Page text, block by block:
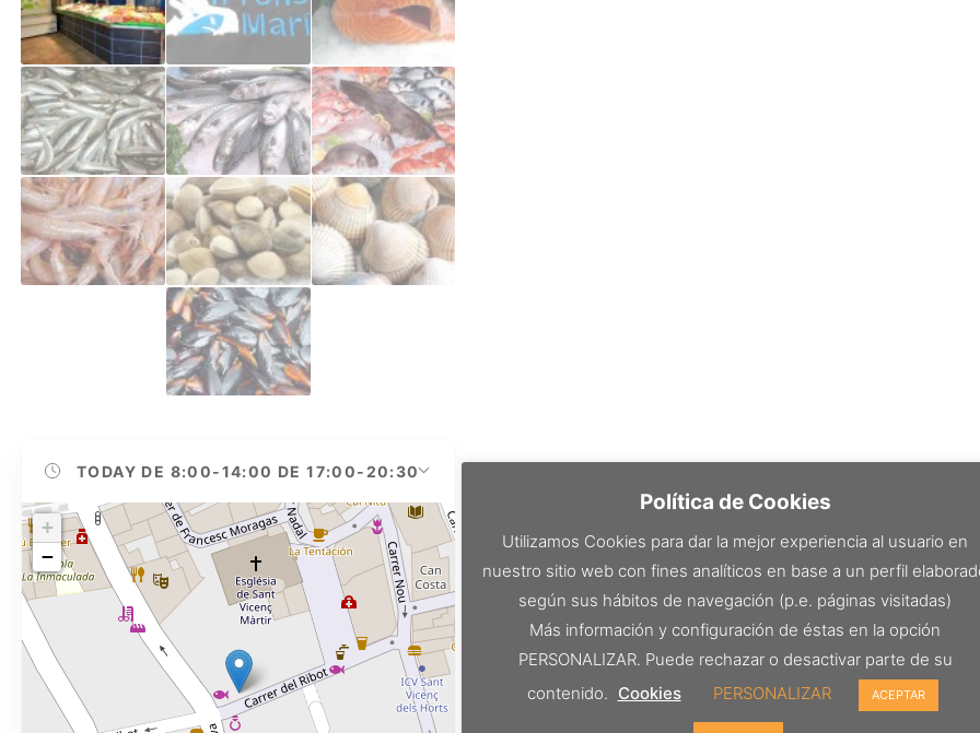
TODAY DE 8:00-14:00 DE 17:00-20:30
+
−
Política de Cookies
Utilizamos Cookies para dar la mejor experiencia al usuario en
nuestro sitio web con fines analíticos en base a un perfil
según sus hábitos de navegación (p.e. páginas visitadas)
Más información y configuración de éstas en la opción
PERSONALIZAR. Puede rechazar o desactivar parte de su
contenido. Cookies PERSONALIZAR ACEPTAR